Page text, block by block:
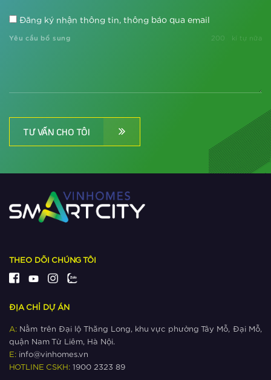
Đăng ký nhận thông tin, thông báo qua email
Yêu cầu bổ sung 200 kí tự nữa
TƯ VẤN CHO TÔI
THEO DÕI CHÚNG TÔI
ĐỊA CHỈ DỰ ÁN
A: Nằm trên Đại lộ Thăng Long, khu vực phường Tây Mỗ, Đại Mỗ,
quận Nam Từ Liêm, Hà Nội.
E: info@vinhomes.vn
HOTLINE CSKH: 1900 2323 89